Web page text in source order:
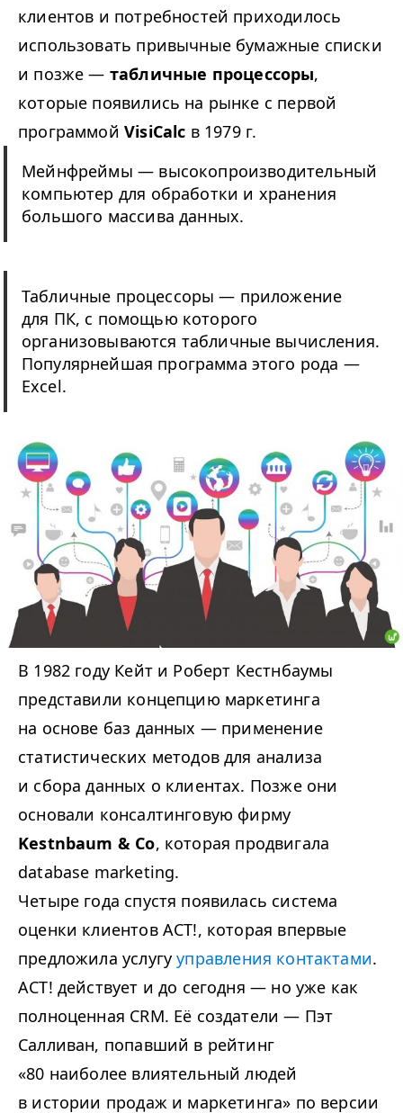
клиентов и потребностей приходилось
использовать привычные бумажные списки
и позже — табличные процессоры,
которые появились на рынке с первой
программой VisiCalc в 1979 г.
Мейнфреймы — высокопроизводительный
компьютер для обработки и хранения
большого массива данных.
Табличные процессоры — приложение
для ПК, с помощью которого
организовываются табличные вычисления.
Популярнейшая программа этого рода —
Excel.
В 1982 году Кейт и Роберт Кестнбаумы
представили концепцию маркетинга
на основе баз данных — применение
статистических методов для анализа
и сбора данных о клиентах. Позже они
основали консалтинговую фирму
Kestnbaum & Co, которая продвигала
database marketing.
Четыре года спустя появилась система
оценки клиентов ACT!, которая впервые
предложила услугууправления контактами.
ACT! действует и до сегодня — но уже как
полноценная CRM. Её создатели — Пэт
Салливан, попавший в рейтинг
«80 наиболее влиятельный людей
в истории продаж и маркетинга» по версии